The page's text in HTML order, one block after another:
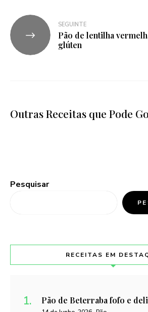
SEGUINTE
Pão de lentilha
glúten
Outras Receitas que Pode
Pesquisar
RECEITAS EM
Pão de Beterraba fofo e